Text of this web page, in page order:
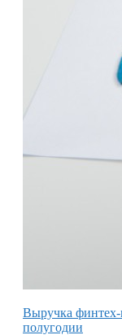
Выручка
полугодии